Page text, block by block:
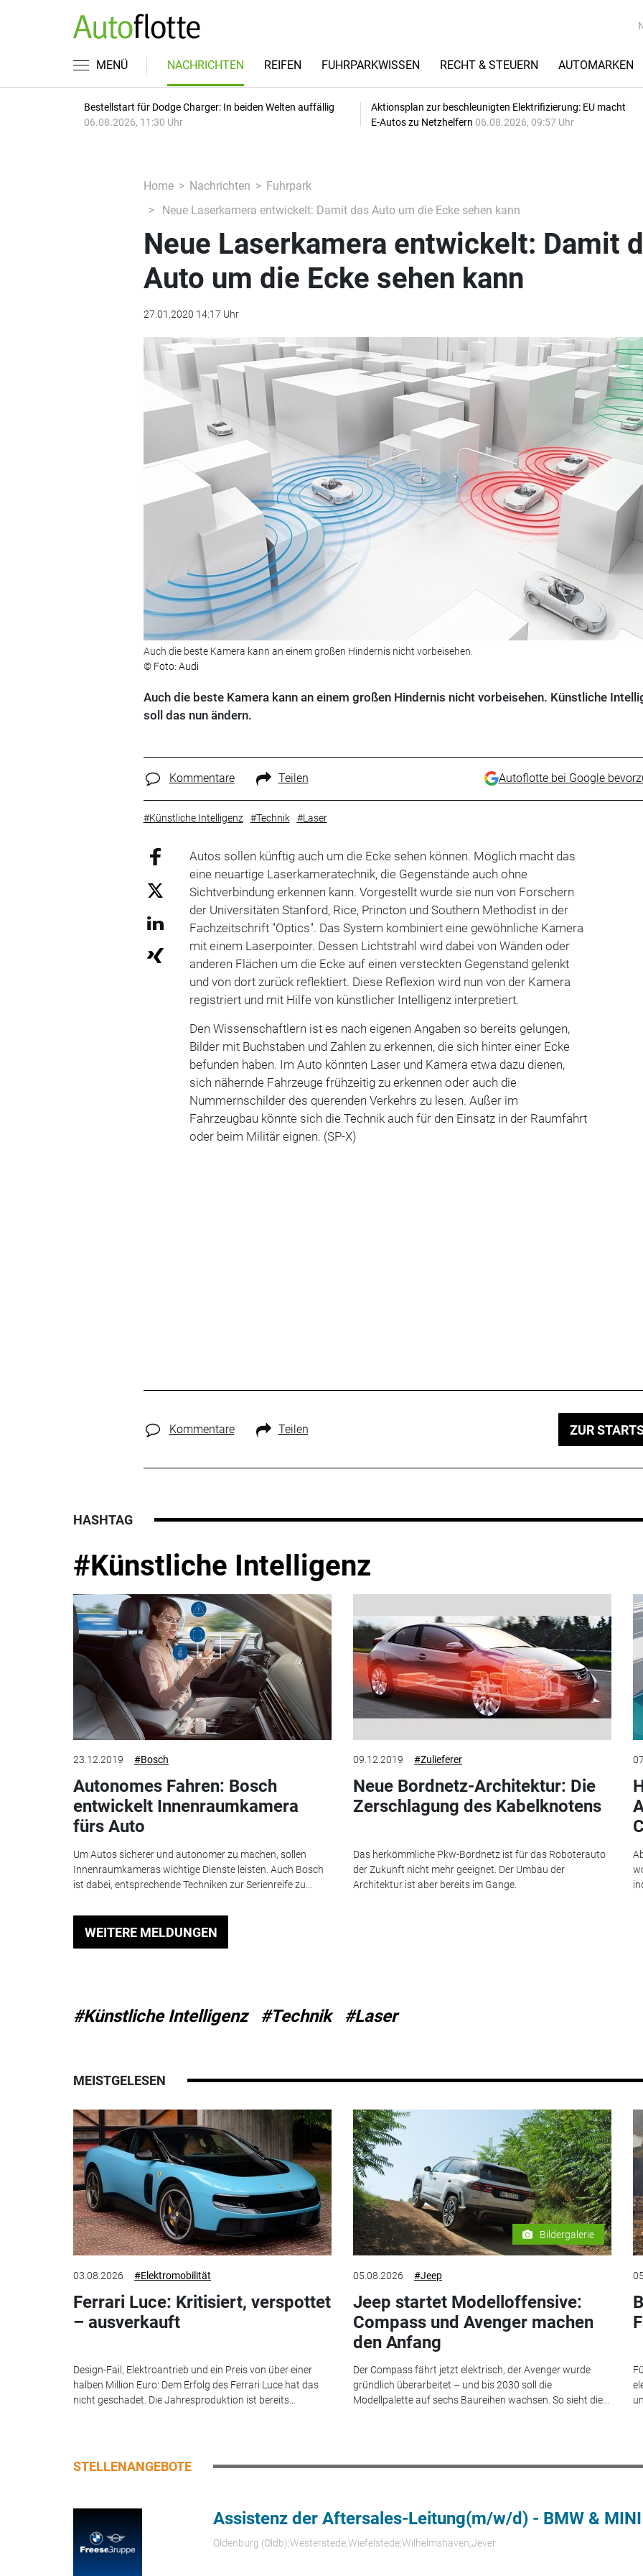
MENÜ NACHRICHTEN REIFEN FUHRPARKWISSEN RECHT & STEUERN AUTOMARKEN
Bestellstart für Dodge Charger: In beiden Welten auffällig
06.08.2026, 11:30 Uhr
Aktionsplan zur beschleunigten Elektrifizierung: EU macht
E-Autos zu Netzhelfern 06.08.2026, 09:57 Uhr
Home Nachrichten
Fuhrpark
Neue Laserkamera entwickelt: Damit das Auto um die Ecke sehen kann
Neue Laserkamera entwickelt: Damit
Auto um die Ecke sehen kann
27.01.2020 14:17 Uhr
Auch die beste Kamera kann an einem großen Hindernis nicht vorbeisehen.
© Foto: Audi
Auch die beste Kamera kann an einem großen Hindernis nicht vorbeisehen. Künstliche
soll das nun ändern.
Kommentare Teilen Autoflotte bei Google
#Künstliche Intelligenz #Technik #Laser
Autos sollen künftig auch um die Ecke sehen können. Möglich macht das
eine neuartige Laserkameratechnik, die Gegenstände auch ohne
Sichtverbindung erkennen kann. Vorgestellt wurde sie nun von Forschern
der Universitäten Stanford, Rice, Princton und Southern Methodist in der
Fachzeitschrift "Optics". Das System kombiniert eine gewöhnliche Kamera
mit einem Laserpointer. Dessen Lichtstrahl wird dabei von Wänden oder
anderen Flächen um die Ecke auf einen versteckten Gegenstand gelenkt
und von dort zurück reflektiert. Diese Reflexion wird nun von der Kamera
registriert und mit Hilfe von künstlicher Intelligenz interpretiert.
Den Wissenschaftlern ist es nach eigenen Angaben so bereits gelungen,
Bilder mit Buchstaben und Zahlen zu erkennen, die sich hinter einer Ecke
befunden haben. Im Auto könnten Laser und Kamera etwa dazu dienen,
sich nähernde Fahrzeuge frühzeitig zu erkennen oder auch die
Nummernschilder des querenden Verkehrs zu lesen. Außer im
Fahrzeugbau könnte sich die Technik auch für den Einsatz in der Raumfahrt
oder beim Militär eignen. (SP-X)
Kommentare Teilen ZUR
HASHTAG
#Künstliche Intelligenz
23.12.2019 #Bosch
Autonomes Fahren: Bosch
entwickelt Innenraumkamera
fürs Auto
Um Autos sicherer und autonomer zu machen, sollen
Innenraumkameras wichtige Dienste leisten. Auch Bosch
ist dabei, entsprechende Techniken zur Serienreife zu...
09.12.2019 #Zulieferer
Neue Bordnetz-Architektur: Die
Zerschlagung des Kabelknotens
Das herkömmliche Pkw-Bordnetz ist für das Roboterauto
der Zukunft nicht mehr geeignet. Der Umbau der
Architektur ist aber bereits im Gange.
WEITERE MELDUNGEN
#Künstliche Intelligenz #Technik #Laser
MEISTGELESEN
03.08.2026 #Elektromobilität
Ferrari Luce: Kritisiert, verspottet
– ausverkauft
Design-Fail, Elektroantrieb und ein Preis von über einer
halben Million Euro: Dem Erfolg des Ferrari Luce hat das
nicht geschadet. Die Jahresproduktion ist bereits...
Bildergalerie
05.08.2026 #Jeep
Jeep startet Modelloffensive:
Compass und Avenger machen
den Anfang
Der Compass fährt jetzt elektrisch, der Avenger wurde
gründlich überarbeitet – und bis 2030 soll die
Modellpalette auf sechs Baureihen wachsen. So sieht die...
STELLENANGEBOTE
Assistenz der Aftersales-Leitung(m/w/d) - BMW & MINI
Oldenburg (Oldb);Westerstede;Wiefelstede;Wilhelmshaven;Jever